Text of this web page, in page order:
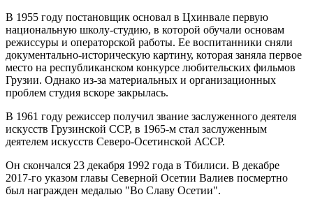
В 1955 году постановщик основал в Цхинвале первую
национальную школу-студию, в которой обучали основам
режиссуры и операторской работы. Ее воспитанники сняли
документально-историческую картину, которая заняла первое
место на республиканском конкурсе любительских фильмов
Грузии. Однако из-за материальных и организационных
проблем студия вскоре закрылась.
В 1961 году режиссер получил звание заслуженного деятеля
искусств Грузинской ССР, в 1965-м стал заслуженным
деятелем искусств Северо-Осетинской АССР.
Он скончался 23 декабря 1992 года в Тбилиси. В декабре
2017-го указом главы Северной Осетии Валиев посмертно
был награжден медалью "Во Славу Осетии".